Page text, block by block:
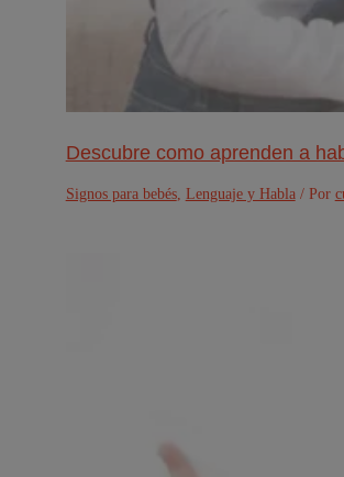
Descubre como aprenden a
Signos para bebés, Lenguaje y Habla / Por